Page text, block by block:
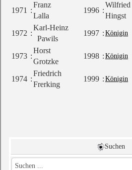
1971 :
Franz
Lalla
1996 :
Hingst
1972 :
Karl-Heinz
Pawils
1997 : Königin
1973 :
Horst
Grotzke
1998 : Königin
1974 :
Friedrich
Frerking
1999 : Königin
Suchen